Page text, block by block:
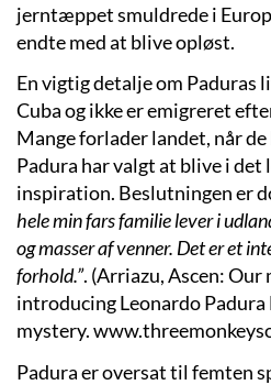
jerntæppet smuldrede i
endte med at blive opløst.
En vigtig detalje om Paduras
Cuba og ikke er emigreret
Mange forlader landet, når
Padura har valgt at blive i det
inspiration. Beslutningen er
hele min fars familie lever i
og masser af venner. Det er et
forhold.”. (Arriazu, Ascen: Our
introducing Leonardo
mystery.
Padura er oversat til femten